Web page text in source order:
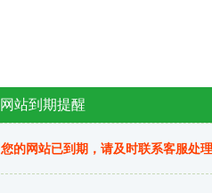
网站到期提醒
您的网站已到期，请及时联系客服处理